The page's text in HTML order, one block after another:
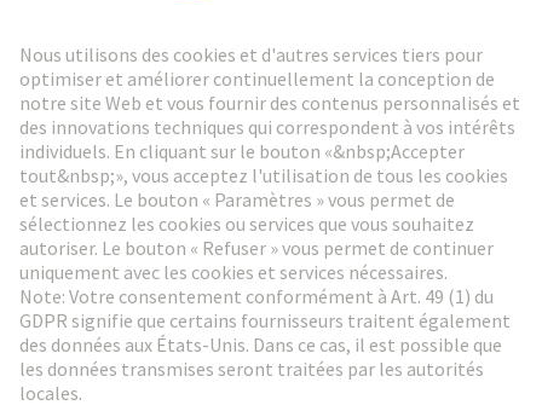
Aller à l'inscription
Social Media